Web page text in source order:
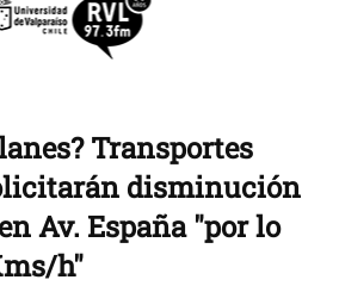
Transportes
disminución
Av. España "por lo
h"